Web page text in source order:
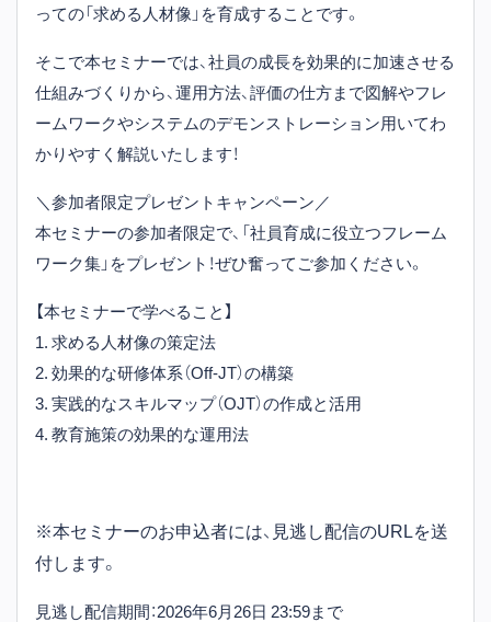
っての「求める人材像」を育成することです。
そこで本セミナーでは、社員の成長を効果的に加速させる
仕組みづくりから、運用方法、評価の仕方まで図解やフレ
ームワークやシステムのデモンストレーション用いてわ
かりやすく解説いたします！
＼参加者限定プレゼントキャンペーン／
本セミナーの参加者限定で、「社員育成に役立つフレーム
ワーク集」をプレゼント！ぜひ奮ってご参加ください。
【本セミナーで学べること】
1. 求める人材像の策定法
2. 効果的な研修体系（Off-JT）の構築
3. 実践的なスキルマップ（OJT）の作成と活用
4. 教育施策の効果的な運用法
※本セミナーのお申込者には、見逃し配信のURLを送
付します。
見逃し配信期間：2026年6月26日 23:59まで